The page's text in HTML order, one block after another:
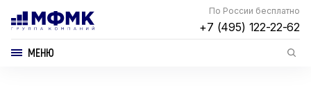
По России бесплатно
+7 (495) 122-22-62
МЕНЮ